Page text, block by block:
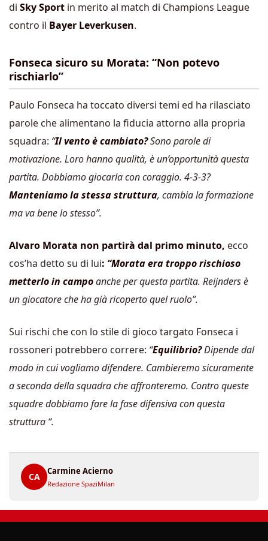
di Sky Sport in merito al match di Champions League
contro il Bayer Leverkusen.
Fonseca sicuro su Morata: “Non potevo
rischiarlo”
Paulo Fonseca ha toccato diversi temi ed ha rilasciato
parole che alimentano la fiducia attorno alla propria
squadra: “Il vento è cambiato?Sono parole di
motivazione. Loro hanno qualità, è un’opportunità questa
partita. Dobbiamo giocarla con coraggio. 4-3-3?
Manteniamo la stessa struttura, cambia la formazione
ma va bene lo stesso”.
Alvaro Morata non partirà dal primo minuto, ecco
cos’ha detto su di lui: “Morataera troppo rischioso
metterlo in campoanche per questa partita. Reijnders è
un giocatore che ha già ricoperto quel ruolo”.
Sui rischi che con lo stile di gioco targato Fonseca i
rossoneri potrebbero correre: “Equilibrio?Dipende dal
modo in cui vogliamo difendere. Cambieremo sicuramente
a seconda della squadra che affronteremo. Contro queste
squadre dobbiamo fare la fase difensiva con questa
struttura “.
CA
Carmine Acierno
Redazione SpaziMilan